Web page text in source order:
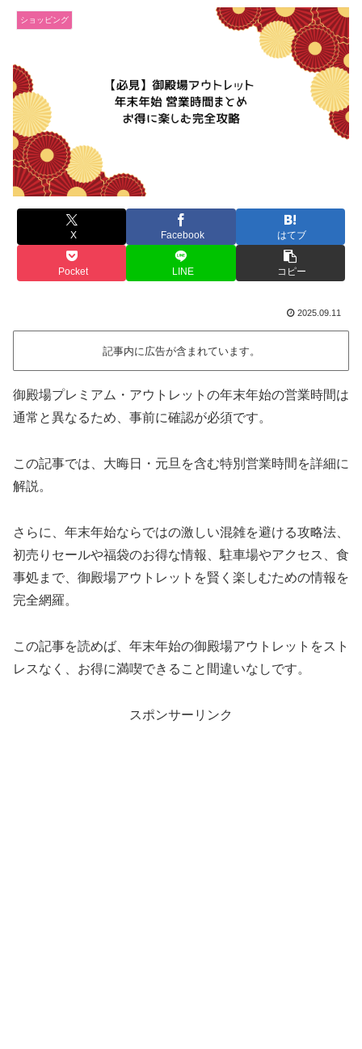
ショッピング
X Facebook はてブ
Pocket LINE コピー
2025.09.11
記事内に広告が含まれています。
御殿場プレミアム・アウトレットの年末年始の営業時間は
通常と異なるため、事前に確認が必須です。
この記事では、大晦日・元旦を含む特別営業時間を詳細に
解説。
さらに、年末年始ならではの激しい混雑を避ける攻略法、
初売りセールや福袋のお得な情報、駐車場やアクセス、食
事処まで、御殿場アウトレットを賢く楽しむための情報を
完全網羅。
この記事を読めば、年末年始の御殿場アウトレットをスト
レスなく、お得に満喫できること間違いなしです。
スポンサーリンク